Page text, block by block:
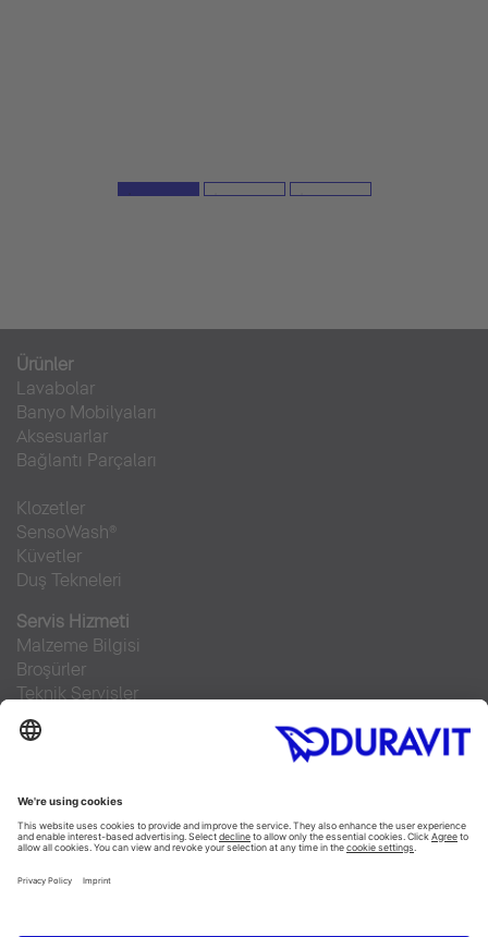
Ürünler
Lavabolar
Banyo Mobilyaları
Aksesuarlar
Bağlantı Parçaları
Klozetler
SensoWash®
Küvetler
Duş Tekneleri
Servis Hizmeti
Malzeme Bilgisi
Broşürler
Teknik Servisler
Sıkça sorulan sorular
Facebook
Instagram
Pinterest
RSS-Feed
YouTube